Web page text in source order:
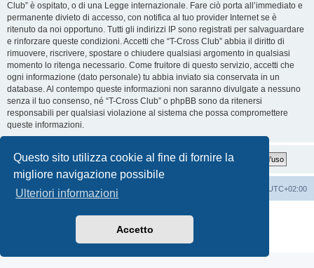
Questo sito utilizza cookie al fine di fornire la
migliore navigazione possibile
Ulteriori informazioni
Accetto
Club” è ospitato, o di una Legge internazionale. Fare ciò porta all’immediato e
permanente divieto di accesso, con notifica al tuo provider Internet se è
ritenuto da noi opportuno. Tutti gli indirizzi IP sono registrati per salvaguardare
e rinforzare queste condizioni. Accetti che “T-Cross Club” abbia il diritto di
rimuovere, riscrivere, spostare o chiudere qualsiasi argomento in qualsiasi
momento lo ritenga necessario. Come fruitore di questo servizio, accetti che
ogni informazione (dato personale) tu abbia inviato sia conservata in un
database. Al contempo queste informazioni non saranno divulgate a nessuno
senza il tuo consenso, né “T-Cross Club” o phpBB sono da ritenersi
responsabili per qualsiasi violazione al sistema che possa compromettere
queste informazioni.
T-Cross Club T-Cross Club UTC+02:00
Traduzione Italiana